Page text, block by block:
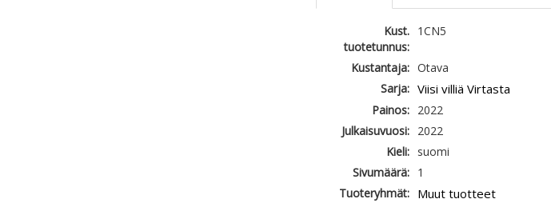
Kust.
tuotetunnus:
1CN5
Kustantaja: Otava
Sarja: Viisi villiä Virtasta
Painos:
2022
Julkaisuvuosi:
2022
Kieli:
suomi
Sivumäärä:
1
Tuoteryhmät:
Muut tuotteet